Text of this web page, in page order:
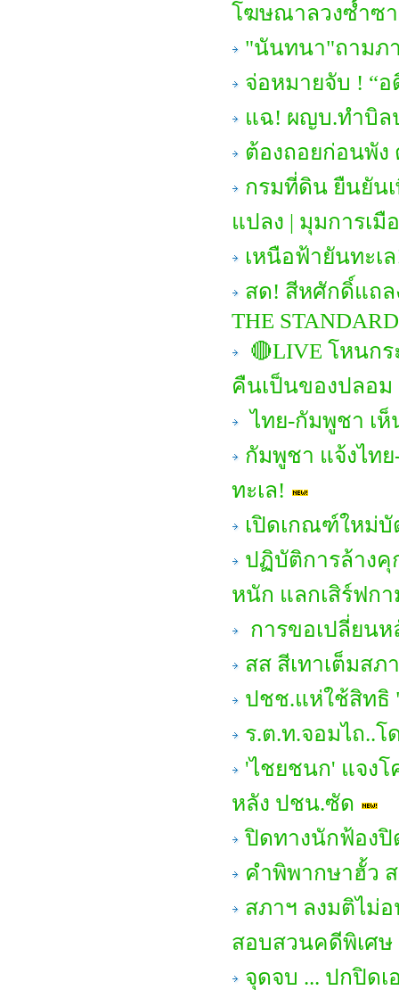
โฆษณาลวงซ้ำซ
"นันทนา"ถามภ
จ่อหมายจับ ! “
แฉ! ผญบ.ทำบิล
ต้องถอยก่อนพั
กรมที่ดิน ยืนยัน
แปลง | มุมการเมื
เหนือฟ้ายันทะเ
สด! สีหศักดิ์แถล
THE STANDARD
🔴LIVE โหนก
คืนเป็นของปลอม
ไทย-กัมพูชา เห็
กัมพูชา แจ้งไท
ทะเล!
เปิดเกณฑ์ใหม่
ปฏิบัติการล้างคุ
หนัก แลกเสิร์ฟก
การขอเปลี่ยน
สส สีเทาเต็มสภ
ปชช.แห่ใช้สิทธิ
ร.ต.ท.จอมไถ..โ
'ไชยชนก' แจงโ
หลัง ปชน.ซัด
ปิดทางนักฟ้อง
คำพิพากษาฮั้ว ส
สภาฯ ลงมติไม่
สอบสวนคดีพิเศษ
จุดจบ ... ปกปิด